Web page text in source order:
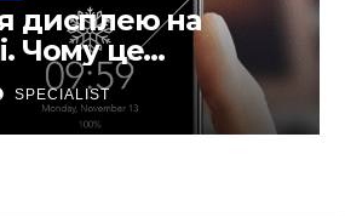
дисплею на
Чому це
та як запобігти?
SPECIALIST